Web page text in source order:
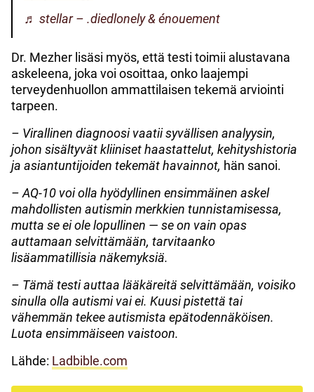
♬ stellar – .diedlonely & énouement
Dr. Mezher lisäsi myös, että testi toimii alustavana
askeleena, joka voi osoittaa, onko laajempi
terveydenhuollon ammattilaisen tekemä arviointi
tarpeen.
– Virallinen diagnoosi vaatii syvällisen analyysin,
johon sisältyvät kliiniset haastattelut, kehityshistoria
ja asiantuntijoiden tekemät havainnot, hän sanoi.
– AQ-10 voi olla hyödyllinen ensimmäinen askel
mahdollisten autismin merkkien tunnistamisessa,
mutta se ei ole lopullinen — se on vain opas
auttamaan selvittämään, tarvitaanko
lisäammatillisia näkemyksiä.
– Tämä testi auttaa lääkäreitä selvittämään, voisiko
sinulla olla autismi vai ei. Kuusi pistettä tai
vähemmän tekee autismista epätodennäköisen.
Luota ensimmäiseen vaistoon.
Lähde: Ladbible.com